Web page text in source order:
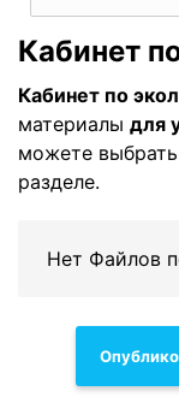
Кабинет
Кабинет по
материалы для
можете выбрать
разделе.
Нет Файлов